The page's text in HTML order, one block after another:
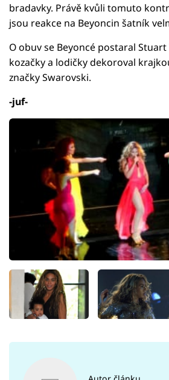
bradavky. Právě kvůli tomuto
jsou reakce na Beyoncin šatník
O obuv se Beyoncé postaral
kozačky a lodičky dekoroval
značky Swarovski.
-juf-